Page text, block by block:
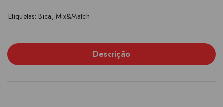
Etiquetas: Bica,Mix&Match
Descrição